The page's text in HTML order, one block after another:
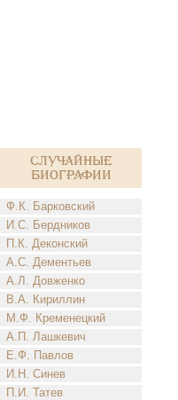
Случайные
биографии
Ф.К. Барковский
И.С. Бердников
П.К. Деконский
А.С. Дементьев
А.Л. Довженко
В.А. Кириллин
М.Ф. Кременецкий
А.П. Лашкевич
Е.Ф. Павлов
И.Н. Синев
П.И. Татев